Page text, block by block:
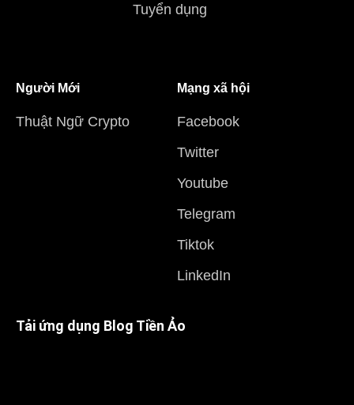
Tuyển dụng
Người Mới
Thuật Ngữ Crypto
Mạng xã hội
Facebook
Twitter
Youtube
Telegram
Tiktok
LinkedIn
Tải ứng dụng Blog Tiền Ảo